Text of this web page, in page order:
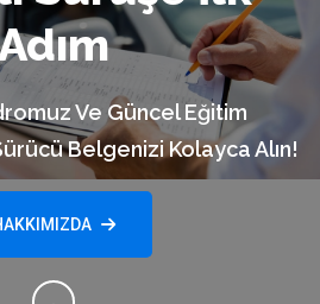
Ve Güncel Eğitim
Belgenizi Kolayca Alın!